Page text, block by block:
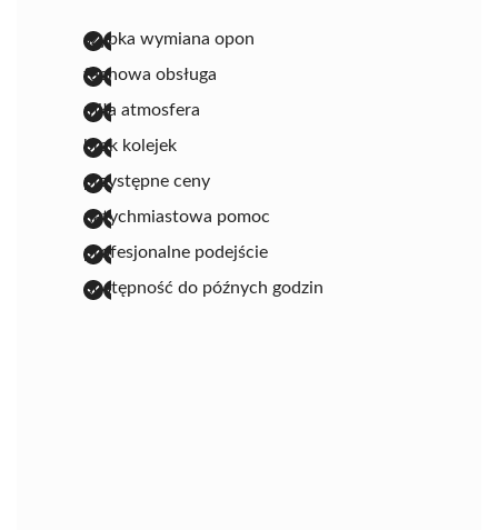
szybka wymiana opon
fachowa obsługa
miła atmosfera
brak kolejek
przystępne ceny
natychmiastowa pomoc
profesjonalne podejście
dostępność do późnych godzin